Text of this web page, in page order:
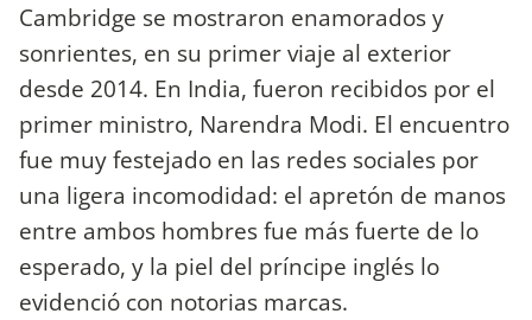
Cambridge se mostraron enamorados y
sonrientes, en su primer viaje al exterior
desde 2014. En India, fueron recibidos por el
primer ministro, Narendra Modi. El encuentro
fue muy festejado en las redes sociales por
una ligera incomodidad: el apretón de manos
entre ambos hombres fue más fuerte de lo
esperado, y la piel del príncipe inglés lo
evidenció con notorias marcas.